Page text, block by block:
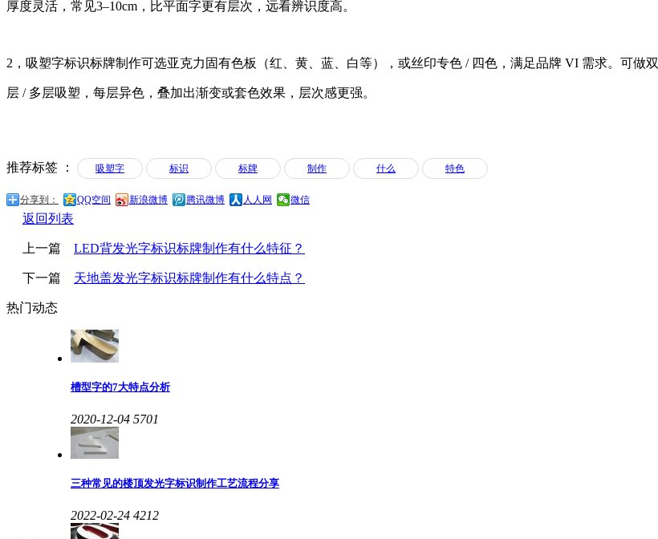
厚度灵活，常见3–10cm，比平面字更有层次，远看辨识度高。
2，吸塑字标识标牌制作可选亚克力固有色板（红、黄、蓝、白等），或丝印专色 / 四色，满足品牌 VI 需求。可做双
层 / 多层吸塑，每层异色，叠加出渐变或套色效果，层次感更强。
推荐标签 ： 吸塑字 标识 标牌 制作 什么 特色
分享到： QQ空间 新浪微博 腾讯微博 人人网 微信
返回列表
上一篇 LED背发光字标识标牌制作有什么特征？
下一篇 天地盖发光字标识标牌制作有什么特点？
热门动态
槽型字的7大特点分析
2020-12-04 5701
三种常见的楼顶发光字标识制作工艺流程分享
2022-02-24 4212